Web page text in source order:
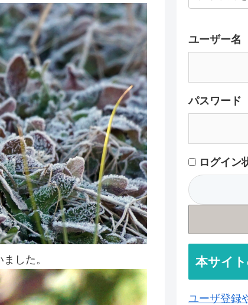
した。
ユーザー名
パスワード
ログイン
本サイ
ユーザ登録